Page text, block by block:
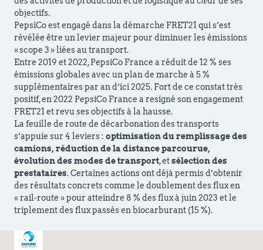
objectifs.
PepsiCo est engagé dans la démarche FRET21 qui s’est
révélée être un levier majeur pour diminuer les émissions
« scope 3 » liées au transport.
Entre 2019 et 2022, PepsiCo France a réduit de 12 % ses
émissions globales avec un plan de marche à 5 %
supplémentaires par an d’ici 2025. Fort de ce constat très
positif, en 2022 PepsiCo France a resigné son engagement
FRET21 et revu ses objectifs à la hausse.
La feuille de route de décarbonation des transports
s’appuie sur 4 leviers : optimisation du remplissage des
camions, réduction de la distance parcourue,
évolution des modes de transport, etsélection des
prestataires. Certaines actions ont déjà permis d’obtenir
des résultats concrets comme le doublement des flux en
« rail-route » pour atteindre 8 % des flux à juin 2023 et le
triplement des flux passés en biocarburant (15 %).